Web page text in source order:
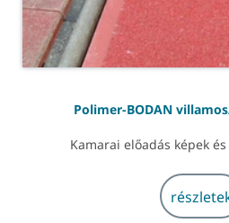
Polimer-BODAN
Kamarai előadás képek